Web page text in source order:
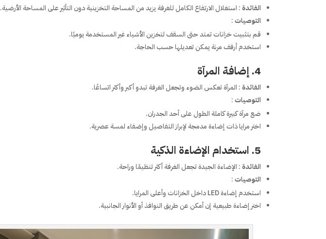
الفائدة: استغلال الارتفاع الكامل للغرفة يزيد من المساحة التخزينية دون التأثير على المساحة الأرضية.
التوصيات:
قم بتثبيت خزانات تمتد حتى السقف لتخزين الأشياء غير المستخدمة يوميًا.
استخدم أرفف مرنة يمكن تعديلها حسب الحاجة.
4. إضافة المرآة
الفائدة: المرآة تعكس الضوء وتجعل الغرفة تبدو أكبر وأكثر اتساعًا.
التوصيات:
ضع مرآة كبيرة كاملة الطول على أحد الجدران.
اختر مرايا ذات إضاءة مدمجة لإبراز التفاصيل وإضفاء لمسة عصرية.
5. استخدام الإضاءة الذكية
الفائدة: الإضاءة الجيدة تجعل الغرفة أكثر تنظيمًا وراحة.
التوصيات:
استخدم إضاءة LED داخل الخزانات وأعلى المرايا.
اختر إضاءة طبيعية إن أمكن عن طريق النوافذ أو الأنوار الجانبية.